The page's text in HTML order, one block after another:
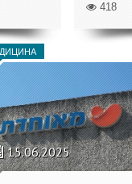
418
15.06.2025